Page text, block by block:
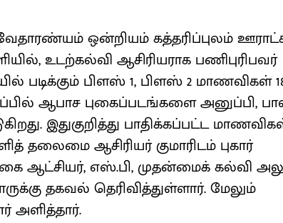
ஒன்றியம் கத்தரிப்புலம்
உடற்கல்வி ஆசிரியராக பணிபுரிபவர்
படிக்கும் பிளஸ் 1, பிளஸ் 2 மாணவிகள்
ஆபாச புகைப்படங்களை அனுப்பி,
இதுகுறித்து பாதிக்கப்பட்ட
தலைமை ஆசிரியர் குமாரிடம் புகார்
ஆட்சியர், எஸ்.பி, முதன்மைக் கல்வி
தகவல் தெரிவித்துள்ளார். மேலும்
அளித்தார்.